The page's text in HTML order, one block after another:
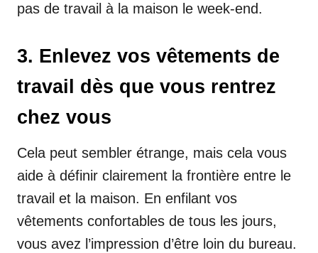
pas de travail à la maison le week-end.
3. Enlevez vos vêtements de
travail dès que vous rentrez
chez vous
Cela peut sembler étrange, mais cela vous
aide à définir clairement la frontière entre le
travail et la maison. En enfilant vos
vêtements confortables de tous les jours,
vous avez l’impression d’être loin du bureau.